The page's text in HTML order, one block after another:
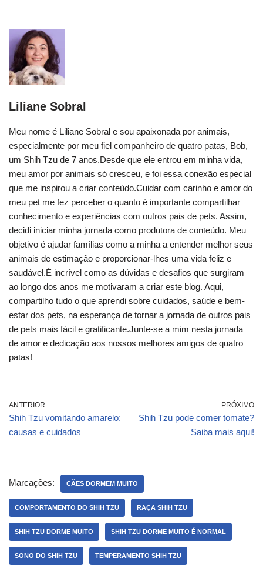
Liliane Sobral
Meu nome é Liliane Sobral e sou apaixonada por animais,
especialmente por meu fiel companheiro de quatro patas, Bob,
um Shih Tzu de 7 anos.Desde que ele entrou em minha vida,
meu amor por animais só cresceu, e foi essa conexão especial
que me inspirou a criar conteúdo.Cuidar com carinho e amor do
meu pet me fez perceber o quanto é importante compartilhar
conhecimento e experiências com outros pais de pets. Assim,
decidi iniciar minha jornada como produtora de conteúdo. Meu
objetivo é ajudar famílias como a minha a entender melhor seus
animais de estimação e proporcionar-lhes uma vida feliz e
saudável.É incrível como as dúvidas e desafios que surgiram
ao longo dos anos me motivaram a criar este blog. Aqui,
compartilho tudo o que aprendi sobre cuidados, saúde e bem-
estar dos pets, na esperança de tornar a jornada de outros pais
de pets mais fácil e gratificante.Junte-se a mim nesta jornada
de amor e dedicação aos nossos melhores amigos de quatro
patas!
ANTERIOR
Shih Tzu vomitando amarelo:
causas e cuidados
PRÓXIMO
Shih Tzu pode comer tomate?
Saiba mais aqui!
Marcações: CÃES DORMEM MUITO
COMPORTAMENTO DO SHIH TZU RAÇA SHIH TZU
SHIH TZU DORME MUITO SHIH TZU DORME MUITO É NORMAL
SONO DO SHIH TZU TEMPERAMENTO SHIH TZU